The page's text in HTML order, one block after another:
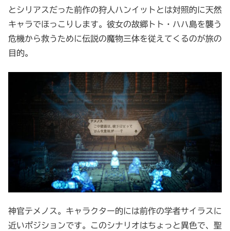
とシリアスだった前作の狩人ハンイットとは対照的に天然
キャラでほっこりします。彼女の故郷トト・ハハ島を襲う
危機から救うために伝説の魔物三体を従えてくるのが旅の
目的。
神官テメノス。キャラクター的には前作の学者サイラスに
近いポジションです。このシナリオはちょっと異色で、聖